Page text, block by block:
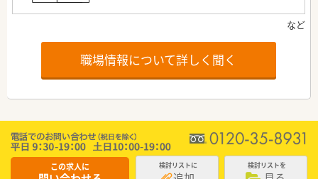
職場情報について詳しく聞く
この求人に 検討リストに 検討リストを